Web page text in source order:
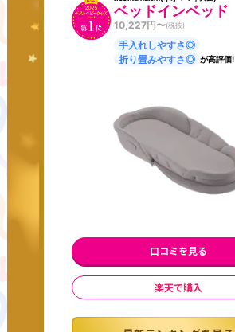
ベッドインベッド
10,227円〜(税抜)
手入れしやすさ◎
折り畳みやすさ◎ が高評価!
口コミを見る
楽天で購入